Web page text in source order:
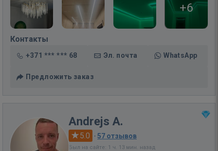
+6
Контакты
+371 *** *** 68 Эл. почта WhatsApp
Предложить заказ
Andrejs A.
5.0 · 57 отзывов
Был на сайте: 1 ч. 13 мин. назад